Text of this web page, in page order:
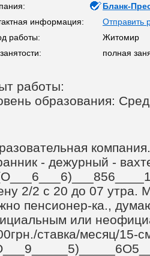
Бланк-
информация:
Отправить
работы:
Житомир
полная
работы:
образования:
- дежурный -
2/2 с 20 до 07 утра.
пенсионер-ка.,
или
ставка/месяц/15-